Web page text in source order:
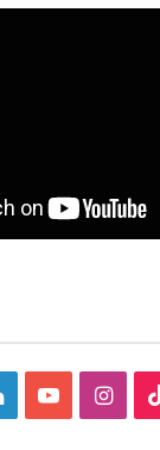
LinkedInYouTube